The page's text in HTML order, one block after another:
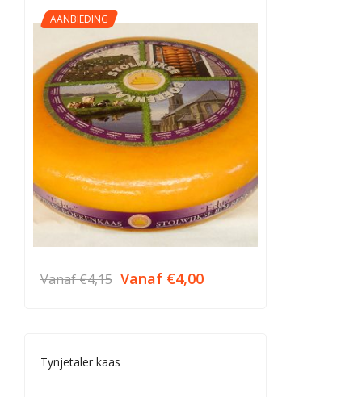
AANBIEDING
Vanaf€4,15 Vanaf €4,00
Tynjetaler kaas